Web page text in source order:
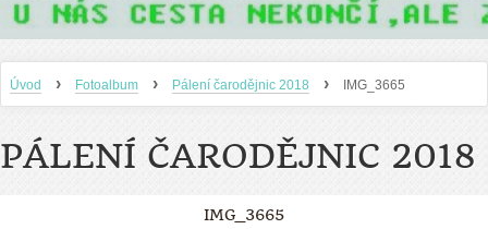
Úvod › Fotoalbum › Pálení čarodějnic 2018 › IMG_3665
PÁLENÍ ČARODĚJNIC 2018
IMG_3665